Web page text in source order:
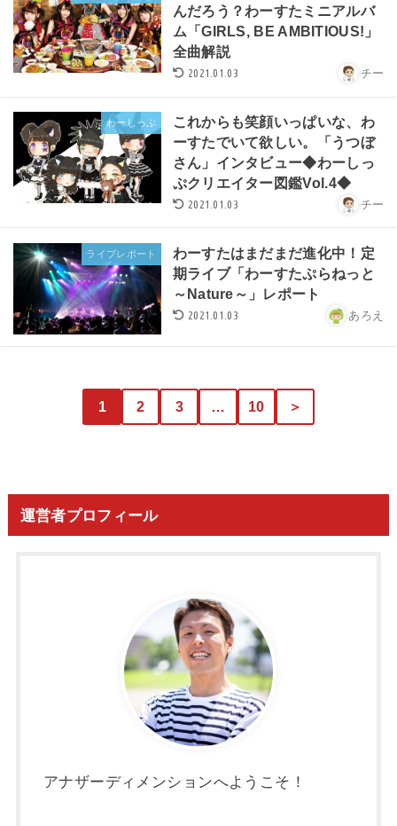
んだろう？わーすたミニアルバ
ム「GIRLS, BE AMBITIOUS!」
全曲解説
2021.01.03 チー
わーしっぷ
これからも笑顔いっぱいな、わ
ーすたでいて欲しい。「うつぼ
さん」インタビュー◆わーしっ
ぷクリエイター図鑑Vol.4◆
2021.01.03 チー
ライブレポート
わーすたはまだまだ進化中！定
期ライブ「わーすたぷらねっと
～Nature～」レポート
2021.01.03 あろえ
1 2 3 … 10 ＞
運営者プロフィール
アナザーディメンションへようこそ！